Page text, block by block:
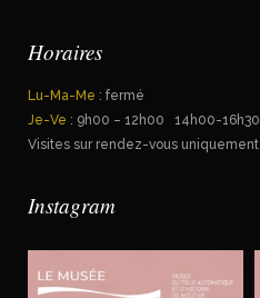
Horaires
Lu-Ma-Me : fermé
Je-Ve : 9h00 – 12h00 14h00-16h30
Visites sur rendez-vous uniquement
Instagram